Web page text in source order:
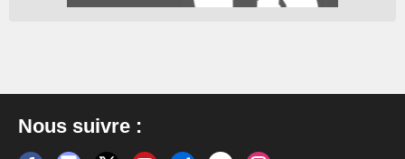
Nous suivre :